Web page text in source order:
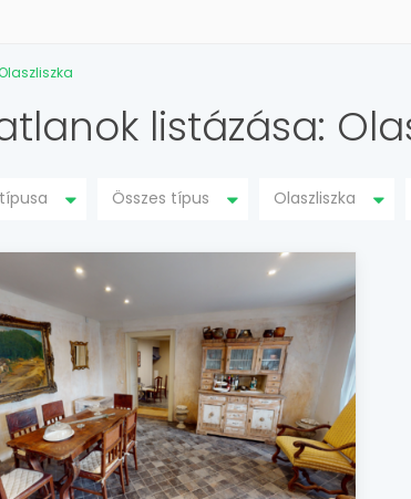
listázása:
Összes típus Olaszliszka